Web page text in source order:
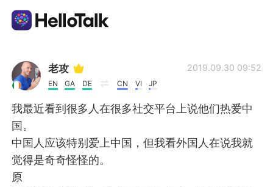
Aplicación de intercambio de idiomas
AI Grammar Checker
老攻
EN GA DE CN VI JP
2019.09.30 09:52
我最近看到很多人在很多社交平台上说他们热爱中
国。
中国人应该特别爱上中国，但我看外国人在说我就
觉得是奇奇怪怪的。
原